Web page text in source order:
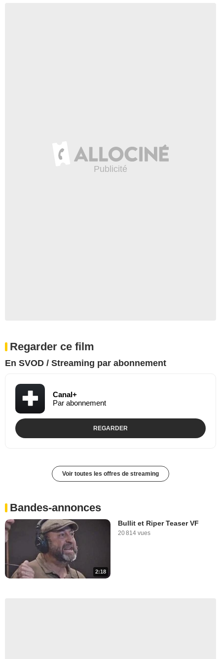
Regarder ce film
En SVOD / Streaming par abonnement
Canal+
Par abonnement
REGARDER
Voir toutes les offres de streaming
Bandes-annonces
2:18
Bullit et Riper Teaser VF
20 814 vues